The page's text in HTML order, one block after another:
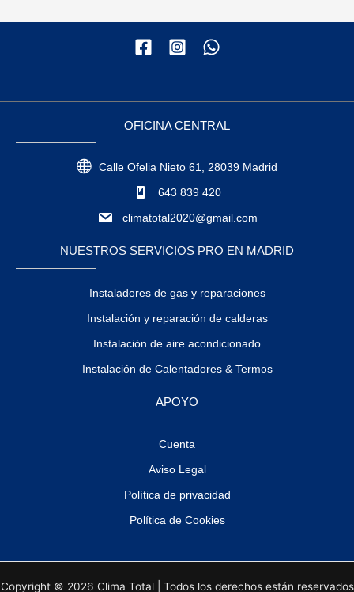
OFICINA CENTRAL
Calle Ofelia Nieto 61, 28039 Madrid
643 839 420
climatotal2020@gmail.com
NUESTROS SERVICIOS PRO EN MADRID
Instaladores de gas y reparaciones
Instalación y reparación de calderas
Instalación de aire acondicionado
Instalación de Calentadores & Termos
APOYO
Cuenta
Aviso Legal
Política de privacidad
Política de Cookies
Copyright © 2026 Clima Total | Todos los derechos están reservados